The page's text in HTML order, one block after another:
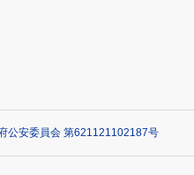
公安委員会 第621121102187号